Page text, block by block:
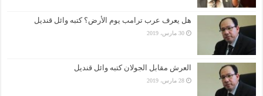
هل يعرف عرب ترامب يوم الأرض؟ كتبه وائل قنديل
30 مارس، 2019
العرش مقابل الجولان كتبه وائل قنديل
28 مارس، 2019